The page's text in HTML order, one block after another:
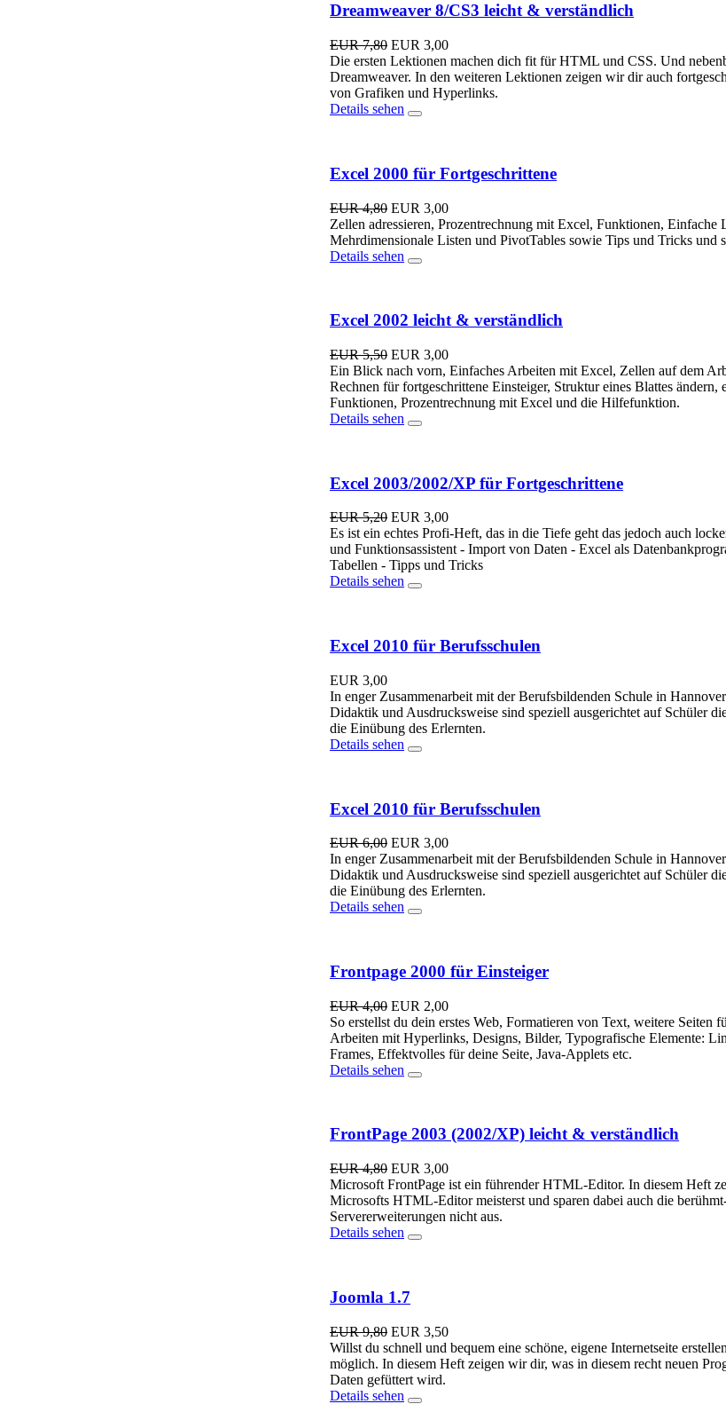
Dreamweaver 8/CS3 leicht & verständlich
EUR 7,80 EUR 3,00
Die ersten Lektionen machen dich fit für HTML und CSS. Und
Dreamweaver. In den weiteren Lektionen zeigen wir dir auch
von Grafiken und Hyperlinks.
Details sehen
Excel 2000 für Fortgeschrittene
EUR 4,80 EUR 3,00
Zellen adressieren, Prozentrechnung mit Excel, Funktionen,
Mehrdimensionale Listen und PivotTables sowie Tips und Tricks und
Details sehen
Excel 2002 leicht & verständlich
EUR 5,50 EUR 3,00
Ein Blick nach vorn, Einfaches Arbeiten mit Excel, Zellen auf dem
Rechnen für fortgeschrittene Einsteiger, Struktur eines Blattes
Funktionen, Prozentrechnung mit Excel und die Hilfefunktion.
Details sehen
Excel 2003/2002/XP für Fortgeschrittene
EUR 5,20 EUR 3,00
Es ist ein echtes Profi-Heft, das in die Tiefe geht das jedoch auch
und Funktionsassistent - Import von Daten - Excel als
Tabellen - Tipps und Tricks
Details sehen
Excel 2010 für Berufsschulen
EUR 3,00
In enger Zusammenarbeit mit der Berufsbildenden Schule in
Didaktik und Ausdrucksweise sind speziell ausgerichtet auf Schüler
die Einübung des Erlernten.
Details sehen
Excel 2010 für Berufsschulen
EUR 6,00 EUR 3,00
In enger Zusammenarbeit mit der Berufsbildenden Schule in
Didaktik und Ausdrucksweise sind speziell ausgerichtet auf Schüler
die Einübung des Erlernten.
Details sehen
Frontpage 2000 für Einsteiger
EUR 4,00 EUR 2,00
So erstellst du dein erstes Web, Formatieren von Text, weitere Seiten
Arbeiten mit Hyperlinks, Designs, Bilder, Typografische Elemente:
Frames, Effektvolles für deine Seite, Java-Applets etc.
Details sehen
FrontPage 2003 (2002/XP) leicht & verständlich
EUR 4,80 EUR 3,00
Microsoft FrontPage ist ein führender HTML-Editor. In diesem Heft
Microsofts HTML-Editor meisterst und sparen dabei auch die
Servererweiterungen nicht aus.
Details sehen
Joomla 1.7
EUR 9,80 EUR 3,50
Willst du schnell und bequem eine schöne, eigene Internetseite
möglich. In diesem Heft zeigen wir dir, was in diesem recht neuen
Daten gefüttert wird.
Details sehen